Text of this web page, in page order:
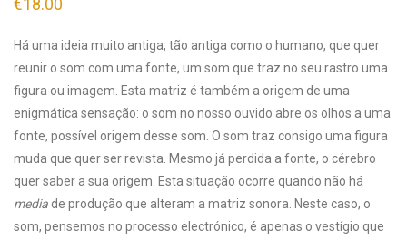
€18.00
Há uma ideia muito antiga, tão antiga como o humano, que quer
reunir o som com uma fonte, um som que traz no seu rastro uma
figura ou imagem. Esta matriz é também a origem de uma
enigmática sensação: o som no nosso ouvido abre os olhos a uma
fonte, possível origem desse som. O som traz consigo uma figura
muda que quer ser revista. Mesmo já perdida a fonte, o cérebro
quer saber a sua origem. Esta situação ocorre quando não há
media de produção que alteram a matriz sonora. Neste caso, o
som, pensemos no processo electrónico, é apenas o vestígio que